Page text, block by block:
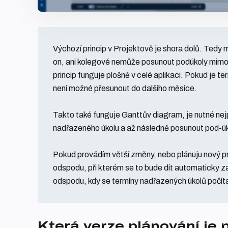
Výchozí princip v Projektově je shora dolů. Tedy
on, ani kolegové nemůže posunout podúkoly
princip funguje plošně v celé aplikaci. Pokud je
není možné přesunout do dalšího měsíce.
Takto také funguje Ganttův diagram, je nutné
nadřazeného úkolu a až následně posunout pod-
Pokud provádím větší změny, nebo plánuju nový
odspodu, při kterém se to bude dít automaticky
odspodu, kdy se termíny nadřazených úkolů